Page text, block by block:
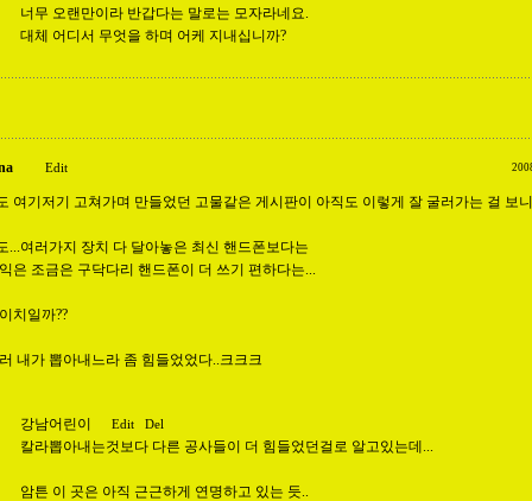
너무 오랜만이라 반갑다는 말로는 모자라네요.
대체 어디서 무엇을 하며 어케 지내십니까?
Edit
여기저기 고쳐가며 만들었던 고물같은 게시판이 아직도 이렇게 잘 굴러가는 걸 보
...여러가지 장치 다 달아놓은 최신 핸드폰보다는
은 조금은 구닥다리 핸드폰이 더 쓰기 편하다는...
치일까??
내가 뽑아내느라 좀 힘들었었다..크크크
강남어린이 Edit Del
칼라뽑아내는것보다 다른 공사들이 더 힘들었던걸로 알고있는데...
암튼 이 곳은 아직 근근하게 연명하고 있는 듯..